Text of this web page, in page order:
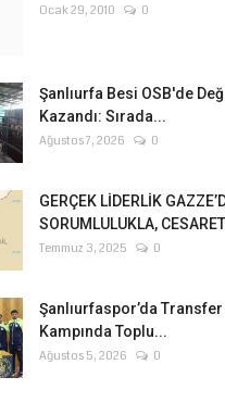
Ocak 29, 2010 0
Şanlıurfa Besi OSB'de
Kazandı: Sırada...
Ağustos 7, 2026 0
GERÇEK LİDERLİK
SORUMLULUKLA,
Temmuz 3, 2025 0
Şanlıurfaspor’da
Kampında Toplu...
Ağustos 5, 2026 0